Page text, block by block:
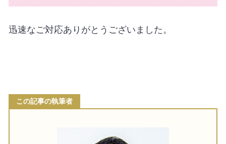
迅速なご対応ありがとうございました。
この記事の執筆者